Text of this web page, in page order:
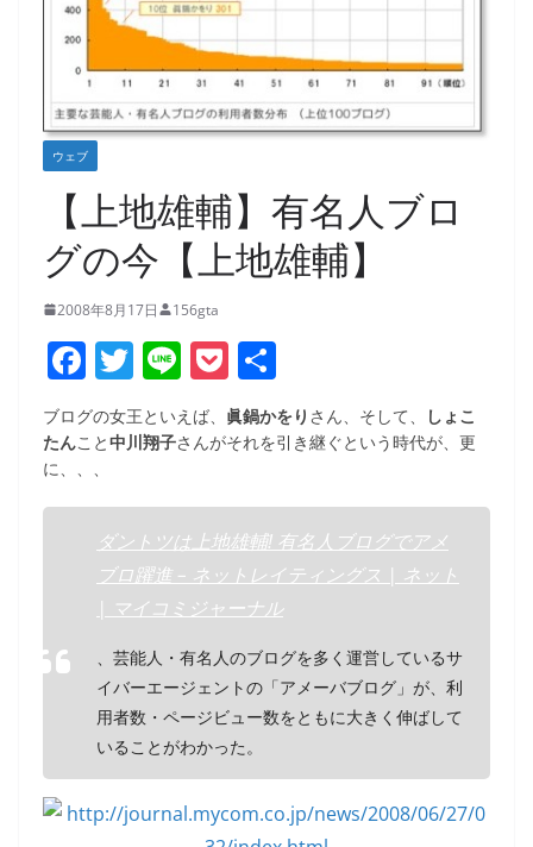
ウェブ
【上地雄輔】有名人ブロ
グの今【上地雄輔】
2008年8月17日 156gta
F
a
c
e
b
o
o
k
T
w
itt
Li
n
e
P
o
ck
有
ブログの女王といえば、 眞鍋かをり さん、そして、
しょこ
たんこと中川翔子さんがそれを引き継ぐという時代が、更
に、、、
ダントツは上地雄輔! 有名人ブログでアメ
ブロ躍進 – ネットレイティングス | ネット
| マイコミジャーナル
、芸能人・有名人のブログを多く運営しているサ
イバーエージェントの「アメーバブログ」が、利
用者数・ページビュー数をともに大きく伸ばして
いることがわかった。